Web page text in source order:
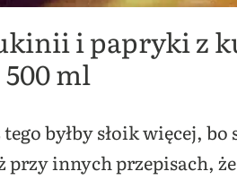
i papryki z
ml
tego byłby słoik więcej,
przy innych przepisach,